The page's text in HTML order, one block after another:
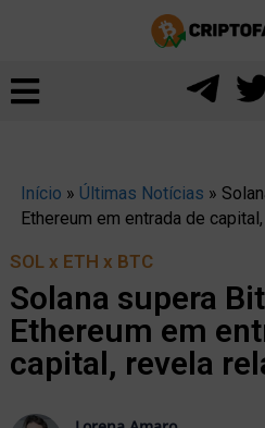
Início » Últimas Notícias »
Ethereum em entrada de
SOL x ETH x BTC
Solana supera
Ethereum em
capital, revela